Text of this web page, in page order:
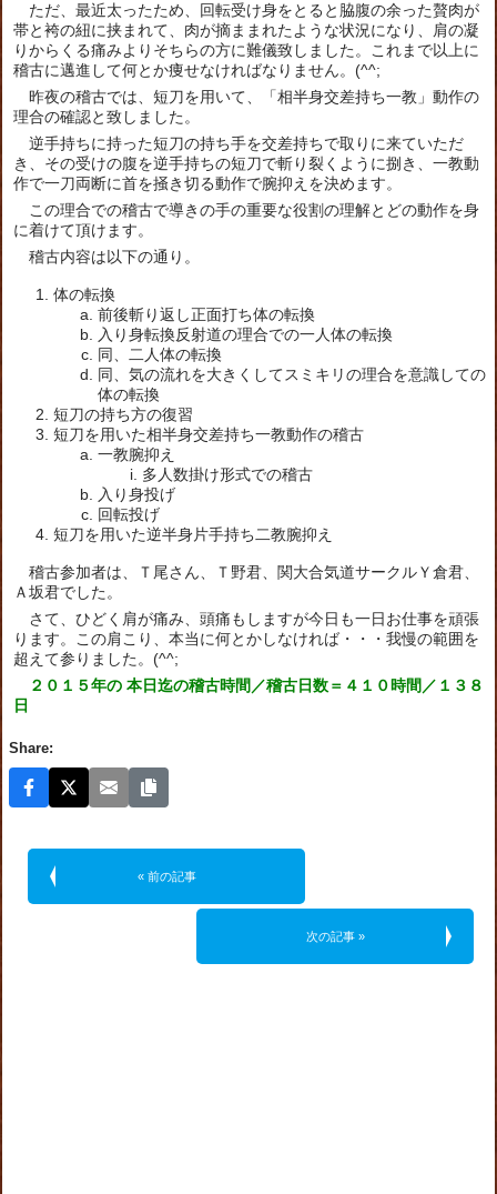
ただ、最近太ったため、回転受け身をとると脇腹の余った贅肉が
帯と袴の紐に挟まれて、肉が摘ままれたような状況になり、肩の凝
りからくる痛みよりそちらの方に難儀致しました。これまで以上に
稽古に邁進して何とか痩せなければなりません。(^^;
昨夜の稽古では、短刀を用いて、「相半身交差持ち一教」動作の
理合の確認と致しました。
逆手持ちに持った短刀の持ち手を交差持ちで取りに来ていただ
き、その受けの腹を逆手持ちの短刀で斬り裂くように捌き、一教動
作で一刀両断に首を掻き切る動作で腕抑えを決めます。
この理合での稽古で導きの手の重要な役割の理解とどの動作を身
に着けて頂けます。
稽古内容は以下の通り。
体の転換
前後斬り返し正面打ち体の転換
入り身転換反射道の理合での一人体の転換
同、二人体の転換
同、気の流れを大きくしてスミキリの理合を意識しての
体の転換
短刀の持ち方の復習
短刀を用いた相半身交差持ち一教動作の稽古
一教腕抑え
多人数掛け形式での稽古
入り身投げ
回転投げ
短刀を用いた逆半身片手持ち二教腕抑え
稽古参加者は、Ｔ尾さん、Ｔ野君、関大合気道サークルＹ倉君、
Ａ坂君でした。
さて、ひどく肩が痛み、頭痛もしますが今日も一日お仕事を頑張
ります。この肩こり、本当に何とかしなければ・・・我慢の範囲を
超えて参りました。(^^;
２０１５年の 本日迄の稽古時間／稽古日数＝４１０時間／１３８
日
Share:
« 前の記事
次の記事 »